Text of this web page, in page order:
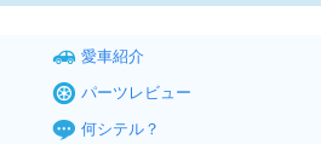
愛車紹介
パーツレビュー
何シテル？